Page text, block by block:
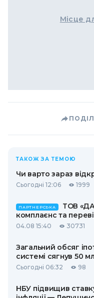
Місце
ТАКОЖ ЗА ТЕМОЮ
Чи варто зараз
Сьогодні 12:06 1999
ПАРТНЕРСЬКА
ТОВ
комплаєнс та
04.08 15:40 30731
Загальний обсяг
системі сягнув 50
Сьогодні 06:32 98
НБУ підвищив